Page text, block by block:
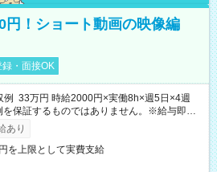
円！ショート動画の映像編
録・面接OK
33万円 時給2000円×実働8h×週5日×4週
保証するものではありません。※給与即受
（利用条件有）
あり
を上限として実費支給